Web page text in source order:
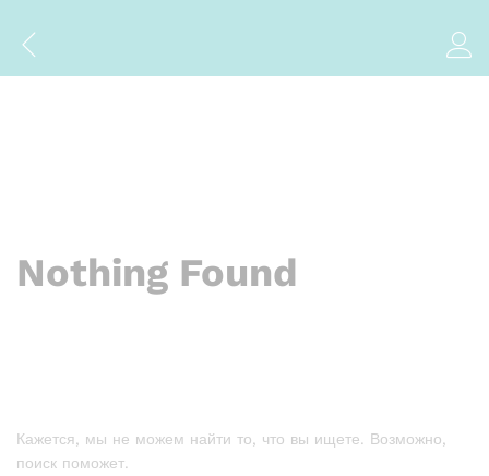
Nothing Found
Кажется, мы не можем найти то, что вы ищете. Возможно,
поиск поможет.